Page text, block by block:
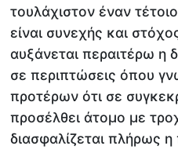
τουλάχιστον έναν
είναι συνεχής και
αυξάνεται περαιτέρω η
σε περιπτώσεις όπου
προτέρων ότι σε
προσέλθει άτομο με
διασφαλίζεται πλήρως